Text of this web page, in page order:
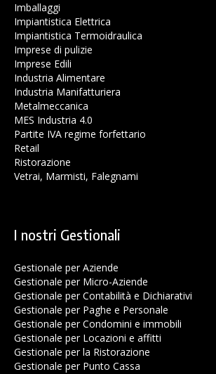
Imballaggi
Impiantistica Elettrica
Impiantistica Termoidraulica
Imprese di pulizie
Imprese Edili
Industria Alimentare
Industria Manifatturiera
Metalmeccanica
MES Industria 4.0
Partite IVA regime forfettario
Retail
Ristorazione
Vetrai, Marmisti, Falegnami
I nostri Gestionali
Gestionale per Aziende
Gestionale per Micro-Aziende
Gestionale per Contabilità e Dichiarativi
Gestionale per Paghe e Personale
Gestionale per Condomini e immobili
Gestionale per Locazioni e affitti
Gestionale per la Ristorazione
Gestionale per Punto Cassa